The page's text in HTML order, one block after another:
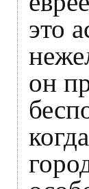
это
он